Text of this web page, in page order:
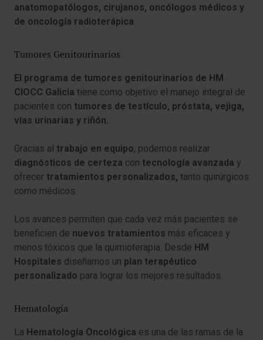
anatomopatólogos, cirujanos, oncólogos médicos y
de oncología radioterápica.
Tumores Genitourinarios
El programa de tumores genitourinarios de HM
CIOCC Galicia tiene como objetivo el manejo integral de
pacientes con tumores de testículo, próstata, vejiga,
vías urinarias y riñón.
Gracias al trabajo en equipo, podemos realizar
diagnósticos de certeza con tecnología avanzada y
ofrecer tratamientos personalizados, tanto quirúrgicos
como médicos.
Los avances permiten que cada vez más pacientes se
beneficien de nuevos tratamientos más eficaces y
menos tóxicos que la quimioterapia. Desde HM
Hospitales diseñamos un plan terapéutico
personalizado para lograr los mejores resultados.
Hematología
La Hematología Oncológica es una de las ramas de la